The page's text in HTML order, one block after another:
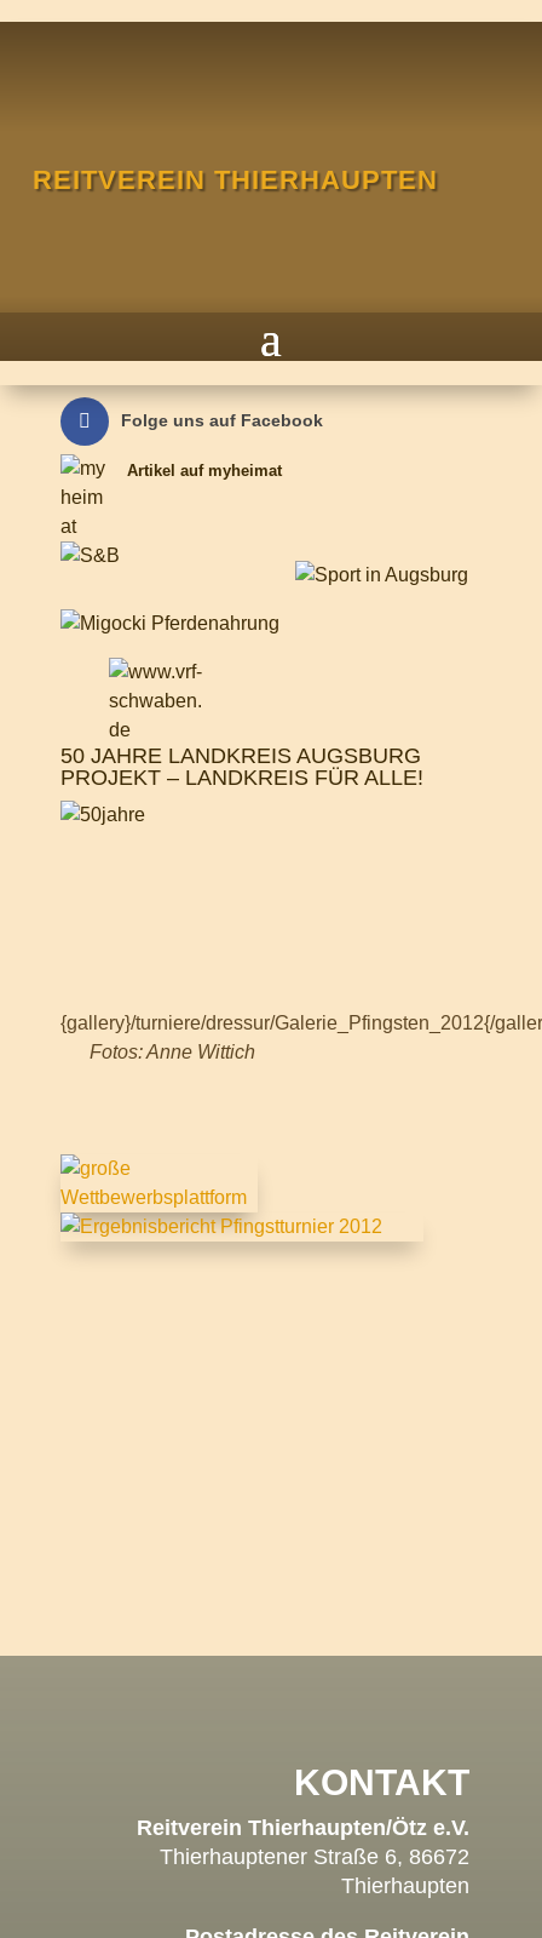
REITVEREIN THIERHAUPTEN
Folge uns auf Facebook
Artikel auf myheimat
50 JAHRE LANDKREIS AUGSBURG
PROJEKT – LANDKREIS FÜR ALLE!
{gallery}/turniere/dressur/Galerie_Pfingsten_2012{/
Fotos: Anne Wittich
KONTAKT
Reitverein Thierhaupten/Ötz e.V.
Thierhauptener Straße 6, 86672
Thierhaupten